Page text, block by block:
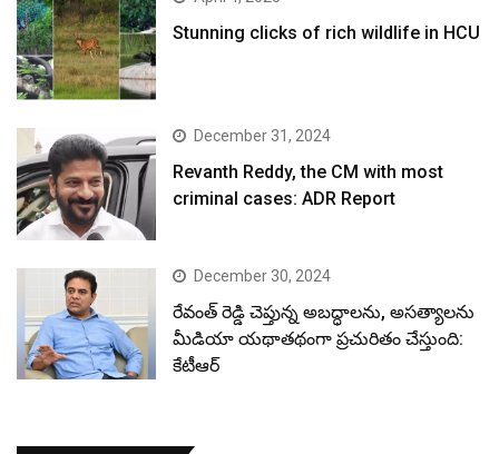
Stunning clicks of rich wildlife in HCU
December 31, 2024
Revanth Reddy, the CM with most
criminal cases: ADR Report
December 30, 2024
రేవంత్ రెడ్డి చెప్తున్న అబద్ధాలను, అసత్యాలను
మీడియా యథాతథంగా ప్రచురితం చేస్తుంది:
కేటీఆర్